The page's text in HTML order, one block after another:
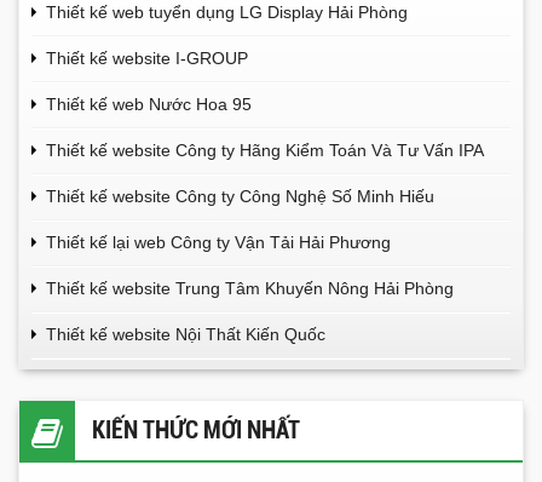
Thiết kế web tuyển dụng LG Display Hải Phòng
Thiết kế website I-GROUP
Thiết kế web Nước Hoa 95
Thiết kế website Công ty Hãng Kiểm Toán Và Tư Vấn IPA
Thiết kế website Công ty Công Nghệ Số Minh Hiếu
Thiết kế lại web Công ty Vận Tải Hải Phương
Thiết kế website Trung Tâm Khuyến Nông Hải Phòng
Thiết kế website Nội Thất Kiến Quốc
KIẾN THỨC MỚI NHẤT